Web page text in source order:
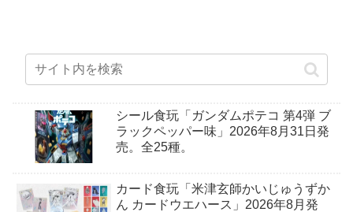
シール食玩「ガンダムポテコ 第4弾 ブ
ラックペッパー味」2026年8月31日発
売。全25種。
カード食玩「米津玄師かいじゅうずか
ん カードウエハース」2026年8月発